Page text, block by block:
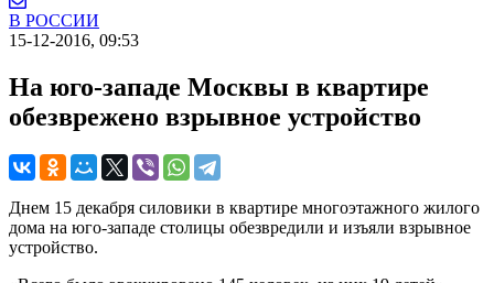
В РОССИИ
15-12-2016, 09:53
На юго-западе Москвы в квартире
обезврежено взрывное устройство
Днем 15 декабря силовики в квартире многоэтажного жилого
дома на юго-западе столицы обезвредили и изъяли взрывное
устройство.